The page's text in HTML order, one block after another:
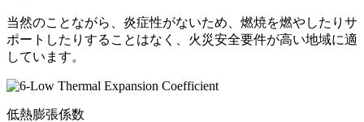
当然のことながら、炎症性がないため、燃焼を燃やしたりサ
ポートしたりすることはなく、火災安全要件が高い地域に適
しています。
低熱膨張係数